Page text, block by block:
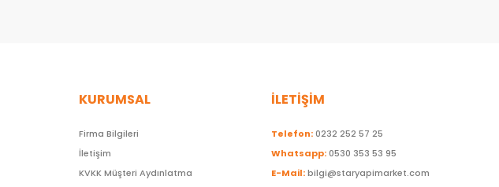
KURUMSAL
Firma Bilgileri
İletişim
KVKK Müşteri Aydınlatma
İLETİŞİM
Telefon:0232 252 57 25
Whatsapp:0530 353 53 95
E-Mail:bilgi@staryapimarket.com